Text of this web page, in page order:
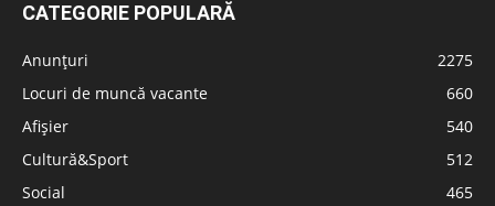
CATEGORIE POPULARĂ
Anunțuri
2275
Locuri de muncă vacante
660
Afișier
540
Cultură&Sport
512
Social
465